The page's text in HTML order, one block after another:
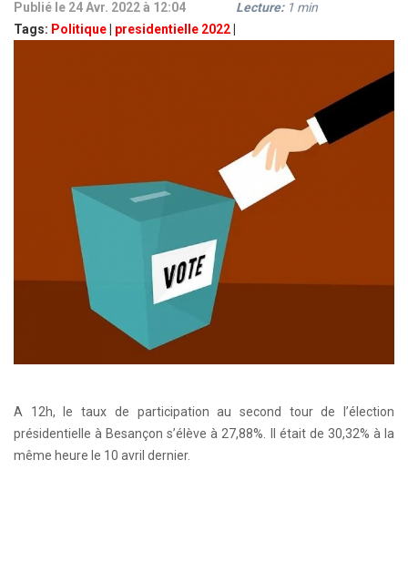
Publié le 24 Avr. 2022 à 12:04
Tags: Politique presidentielle 2022
Lecture: 1 min
A 12h, le taux de participation au second tour de l’élection
présidentielle à Besançon s’élève à 27,88%. Il était de 30,32% à la
même heure le 10 avril dernier.